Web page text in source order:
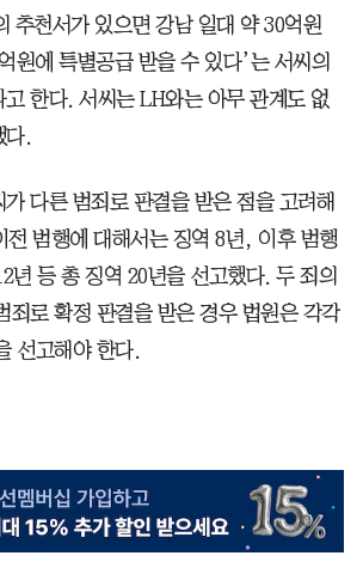
추천서가 있으면 강남 일대 약 30억원
원에 특별공급 받을 수 있다’는 서씨의
한다. 서씨는 LH와는 아무 관계도 없
다.
다른 범죄로 판결을 받은 점을 고려해
전 범행에 대해서는 징역 8년, 이후 범행
년 등 총 징역 20년을 선고했다. 두 죄의
죄로 확정 판결을 받은 경우 법원은 각각
선고해야 한다.